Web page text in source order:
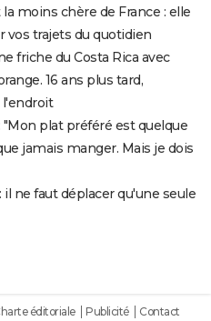
moins chère de France : elle
vos trajets du quotidien
friche du Costa Rica avec
16 ans plus tard,
l'endroit
"Mon plat préféré est quelque
jamais manger. Mais je dois
il ne faut déplacer qu'une seule
éditoriale Publicité Contact